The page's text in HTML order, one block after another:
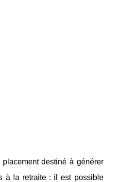
destiné à générer
à la retraite : il est possible